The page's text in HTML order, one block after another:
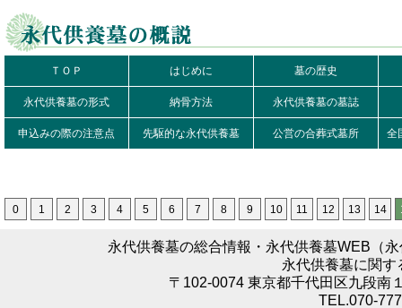
ＴＯＰ はじめに 墓の歴史
永代供養墓の形式 納骨方法 永代供養墓の墓誌
申込みの際の注意点 先駆的な永代供養墓 公営の合葬式墓所 全
0 1 2 3 4 5 6 7 8 9 10 11 12 13 14
永代供養墓の総合情報・永代供養墓WEB（
永代供養墓に関す
〒102-0074 東京都千代田区九段南
TEL.070-